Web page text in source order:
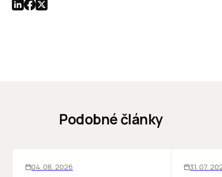
Podobné články
04. 08. 2026 31. 07.